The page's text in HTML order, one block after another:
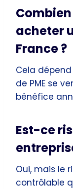
acheter
France ?
Cela
de PME se
bénéfice
Est-ce
Oui, mais le
contrôlable